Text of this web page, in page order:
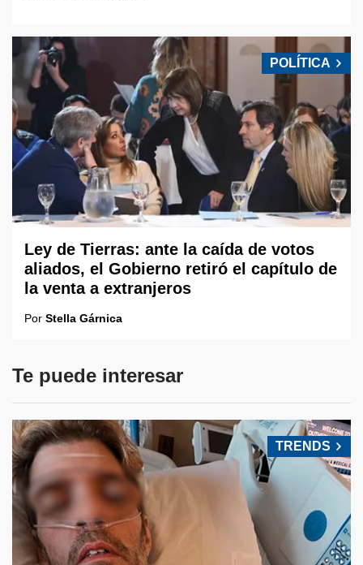
POLÍTICA
Ley de Tierras: ante la caída de votos
aliados, el Gobierno retiró el capítulo de
la venta a extranjeros
Por Stella Gárnica
Te puede interesar
TRENDS